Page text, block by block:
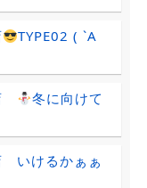
TYPE02 ( `A
冬に向けて
いけるかぁぁ